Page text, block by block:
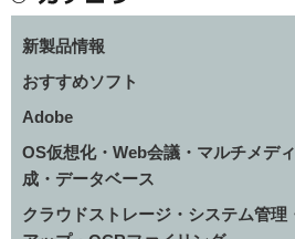
新製品情報
おすすめソフト
Adobe
OS仮想化・Web会議・マルチメデ
成・データベース
クラウドストレージ・システム管理